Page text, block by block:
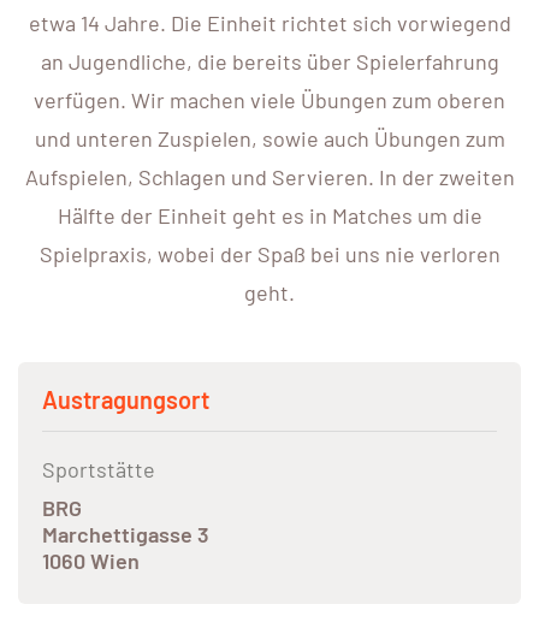
etwa 14 Jahre. Die Einheit richtet sich vorwiegend
an Jugendliche, die bereits über Spielerfahrung
verfügen. Wir machen viele Übungen zum oberen
und unteren Zuspielen, sowie auch Übungen zum
Aufspielen, Schlagen und Servieren. In der zweiten
Hälfte der Einheit geht es in Matches um die
Spielpraxis, wobei der Spaß bei uns nie verloren
geht.
Austragungsort
Sportstätte
BRG
Marchettigasse 3
1060 Wien